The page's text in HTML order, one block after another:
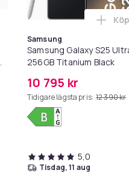
Tab S-serien, samt
1M i
EP-TA845 bulk- Vit i
till Samsung USB-C 45W
Samsung
Samsung Galaxy S25
256GB Titanium Black
10 795 kr
Tidigare lägsta pris: 12 390 kr
Köp
5,0
tisdag, 11 aug